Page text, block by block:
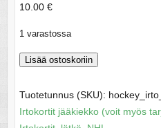
10.00 €
1 varastossa
Hull,
-
NHL
Lisää ostoskoriin
Tuotetunnus (SKU):
Irtokortit jääkiekko (voit myös